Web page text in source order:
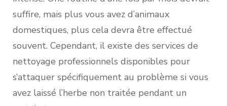
suffire, mais plus vous avez d’animaux
domestiques, plus cela devra être effectué
souvent. Cependant, il existe des services de
nettoyage professionnels disponibles pour
s’attaquer spécifiquement au problème si vous
avez laissé l’herbe non traitée pendant un